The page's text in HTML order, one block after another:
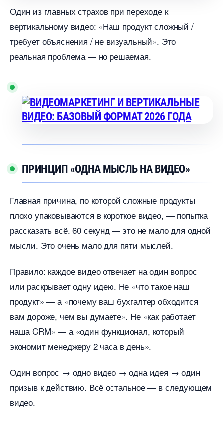
Один из главных страхов при переходе к
ертикальному видео: «Наш продукт сложный /
требует объяснения / не визуальный». Это
реальная проблема — но решаемая.
ПРИНЦИП «ОДНА МЫСЛЬ НА ВИДЕО»
Главная причина, по которой сложные продукты
плохо упаковываются в короткое видео, — попытка
рассказать всё. 60 секунд — это не мало для одной
мысли. Это очень мало для пяти мыслей.
Правило: каждое видео отвечает на один вопрос
или раскрывает одну идею. Не «что такое наш
продукт» — а «почему ваш бухгалтер обходится
ам дороже, чем вы думаете». Не «как работает
наша CRM» — а «один функционал, который
экономит менеджеру 2 часа в день».
Один вопрос → одно видео → одна идея → один
призыв к действию. Всё остальное — в следующем
идео.